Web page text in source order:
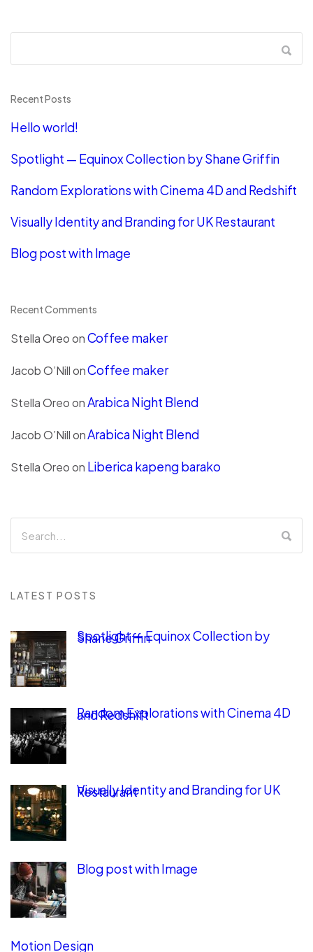
Recent Posts
Hello world!
Spotlight — Equinox Collection by Shane Griffin
Random Explorations with Cinema 4D and Redshift
Visually Identity and Branding for UK Restaurant
Blog post with Image
Recent Comments
Stella OreoonCoffee maker
Jacob O’NillonCoffee maker
Stella OreoonArabica Night Blend
Jacob O’NillonArabica Night Blend
Stella Oreoon Liberica kapeng barako
LATEST POSTS
Spotlight — Equinox Collection by
Shane Griffin
Random Explorations with Cinema 4D
and Redshift
Visually Identity and Branding for UK
Restaurant
Blog post with Image
Motion Design